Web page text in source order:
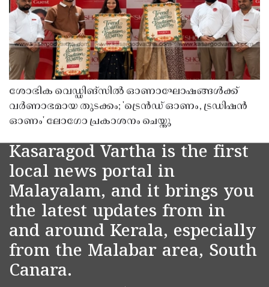
ശോഭിക വെഡ്ഡിങ്സിൽ ഓണാഘോഷങ്ങൾക്ക്
വർണാഭമായ തുടക്കം; 'ട്രെൻഡ് ഓണം, ട്രഡിഷൻ
ഓണം' ലോഗോ പ്രകാശനം ചെയ്തു
Kasaragod Vartha is the first
local news portal in
Malayalam, and it brings you
the latest updates from in
and around Kerala, especially
from the Malabar area, South
Canara.